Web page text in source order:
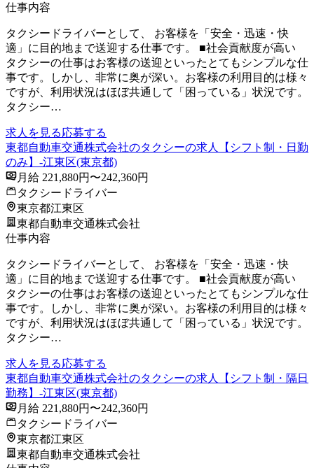
仕事内容
タクシードライバーとして、 お客様を「安全・迅速・快
適」に目的地まで送迎する仕事です。 ■社会貢献度が高い
タクシーの仕事はお客様の送迎といったとてもシンプルな仕
事です。しかし、非常に奥が深い。お客様の利用目的は様々
ですが、利用状況はほぼ共通して「困っている」状況です。
タクシー…
求人を見る応募する
東都自動車交通株式会社のタクシーの求人【シフト制・日勤
のみ】-江東区(東京都)
月給 221,880円〜242,360円
タクシードライバー
東京都江東区
東都自動車交通株式会社
仕事内容
タクシードライバーとして、 お客様を「安全・迅速・快
適」に目的地まで送迎する仕事です。 ■社会貢献度が高い
タクシーの仕事はお客様の送迎といったとてもシンプルな仕
事です。しかし、非常に奥が深い。お客様の利用目的は様々
ですが、利用状況はほぼ共通して「困っている」状況です。
タクシー…
求人を見る応募する
東都自動車交通株式会社のタクシーの求人【シフト制・隔日
勤務】-江東区(東京都)
月給 221,880円〜242,360円
タクシードライバー
東京都江東区
東都自動車交通株式会社